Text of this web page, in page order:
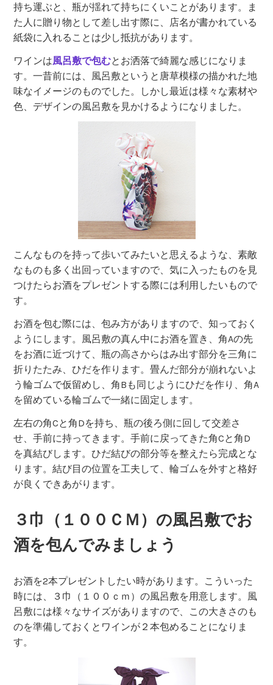
持ち運ぶと、瓶が揺れて持ちにくいことがあります。ま
た人に贈り物として差し出す際に、店名が書かれている
紙袋に入れることは少し抵抗があります。
ワインは風呂敷で包むとお洒落で綺麗な感じになりま
す。一昔前には、風呂敷というと唐草模様の描かれた地
味なイメージのものでした。しかし最近は様々な素材や
色、デザインの風呂敷を見かけるようになりました。
こんなものを持って歩いてみたいと思えるような、素敵
なものも多く出回っていますので、気に入ったものを見
つけたらお酒をプレゼントする際には利用したいもので
す。
お酒を包む際には、包み方がありますので、知っておく
ようにします。風呂敷の真ん中にお酒を置き、角Aの先
をお酒に近づけて、瓶の高さからはみ出す部分を三角に
折りたたみ、ひだを作ります。畳んだ部分が崩れないよ
う輪ゴムで仮留めし、角Bも同じようにひだを作り、角A
を留めている輪ゴムで一緒に固定します。
左右の角Cと角Dを持ち、瓶の後ろ側に回して交差さ
せ、手前に持ってきます。手前に戻ってきた角Cと角D
を真結びします。ひだ結びの部分等を整えたら完成とな
ります。結び目の位置を工夫して、輪ゴムを外すと格好
が良くできあがります。
３巾（１００ＣＭ）の風呂敷でお
酒を包んでみましょう
お酒を2本プレゼントしたい時があります。こういった
時には、３巾（１００ｃｍ）の風呂敷を用意します。風
呂敷には様々なサイズがありますので、この大きさのも
のを準備しておくとワインが２本包めることになりま
す。